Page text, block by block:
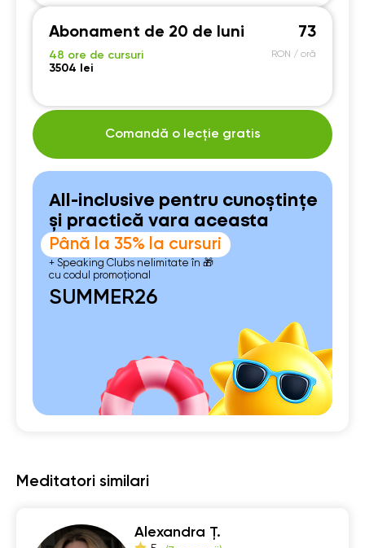
Abonament de 20 de luni
48 ore de cursuri
3504 lei
73
RON / oră
Comandă o lecție gratis
All-inclusive pentru cunoștințe
și practică vara aceasta
Până la 35% la cursuri
+ Speaking Clubs nelimitate în 🎁
cu codul promoțional
SUMMER26
Meditatori similari
Alexandra Ț.